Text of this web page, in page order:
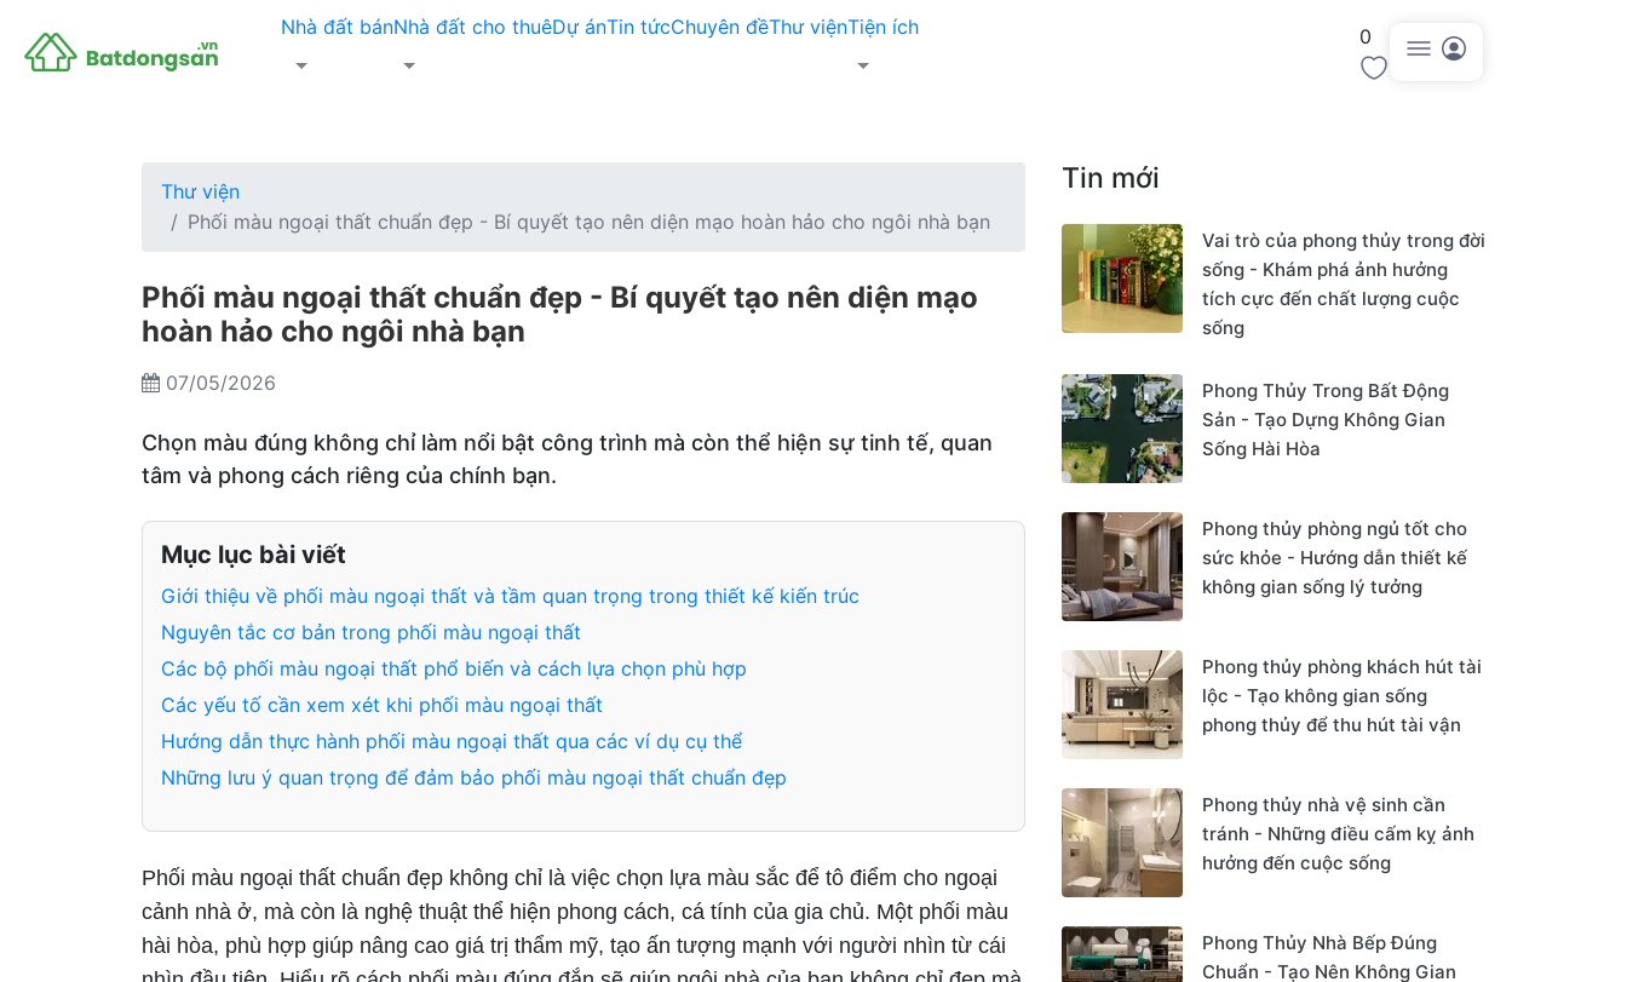
Nhà đất bánNhà đất cho thuêDự ánTin tứcChuyên đềThư việnTiện ích 0
Thư viện
Phối màu ngoại thất chuẩn đẹp - Bí quyết tạo nên diện mạo hoàn hảo cho ngôi nhà bạn
Phối màu ngoại thất chuẩn đẹp - Bí quyết tạo nên diện mạo
hoàn hảo cho ngôi nhà bạn
07/05/2026
Chọn màu đúng không chỉ làm nổi bật công trình mà còn thể hiện sự tinh tế, quan
tâm và phong cách riêng của chính bạn.
Mục lục bài viết
Giới thiệu về phối màu ngoại thất và tầm quan trọng trong thiết kế kiến trúc
Nguyên tắc cơ bản trong phối màu ngoại thất
Các bộ phối màu ngoại thất phổ biến và cách lựa chọn phù hợp
Các yếu tố cần xem xét khi phối màu ngoại thất
Hướng dẫn thực hành phối màu ngoại thất qua các ví dụ cụ thể
Những lưu ý quan trọng để đảm bảo phối màu ngoại thất chuẩn đẹp
Phối màu ngoại thất chuẩn đẹp không chỉ là việc chọn lựa màu sắc để tô điểm cho ngoại
cảnh nhà ở, mà còn là nghệ thuật thể hiện phong cách, cá tính của gia chủ. Một phối màu
hài hòa, phù hợp giúp nâng cao giá trị thẩm mỹ, tạo ấn tượng mạnh với người nhìn từ cái
Tin mới
Vai trò của phong thủy trong đời
sống - Khám phá ảnh hưởng
tích cực đến chất lượng cuộc
sống
Phong Thủy Trong Bất Động
Sản - Tạo Dựng Không Gian
Sống Hài Hòa
Phong thủy phòng ngủ tốt cho
sức khỏe - Hướng dẫn thiết kế
không gian sống lý tưởng
Phong thủy phòng khách hút tài
lộc - Tạo không gian sống
phong thủy để thu hút tài vận
Phong thủy nhà vệ sinh cần
tránh - Những điều cấm kỵ ảnh
hưởng đến cuộc sống
Phong Thủy Nhà Bếp Đúng
Chuẩn - Tạo Nên Không Gian